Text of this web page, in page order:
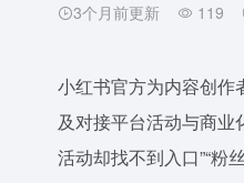
3个月前更新 119
小红书官方为内容创作
及对接平台活动与商业
活动却找不到入口”“